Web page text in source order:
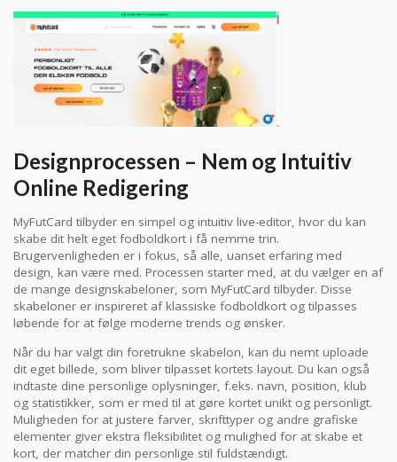
Designprocessen – Nem og Intuitiv
Online Redigering
MyFutCard tilbyder en simpel og intuitiv live-editor, hvor du kan
skabe dit helt eget fodboldkort i få nemme trin.
Brugervenligheden er i fokus, så alle, uanset erfaring med
design, kan være med. Processen starter med, at du vælger en af
de mange designskabeloner, som MyFutCard tilbyder. Disse
skabeloner er inspireret af klassiske fodboldkort og tilpasses
løbende for at følge moderne trends og ønsker.
Når du har valgt din foretrukne skabelon, kan du nemt uploade
dit eget billede, som bliver tilpasset kortets layout. Du kan også
indtaste dine personlige oplysninger, f.eks. navn, position, klub
og statistikker, som er med til at gøre kortet unikt og personligt.
Muligheden for at justere farver, skrifttyper og andre grafiske
elementer giver ekstra fleksibilitet og mulighed for at skabe et
kort, der matcher din personlige stil fuldstændigt.